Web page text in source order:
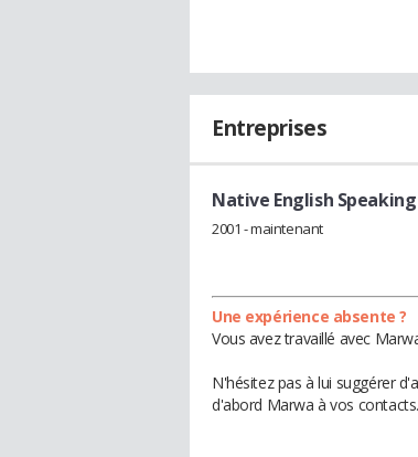
Entreprises
Native English
2001 - maintenant
Une expérience absente ?
Vous avez travaillé avec
N'hésitez pas à lui suggérer
d'abord Marwa à vos contacts.